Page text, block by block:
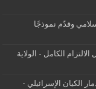
وقدّم نموذجًا
الكامل - الولاية
الكيان الإسرائيلي -